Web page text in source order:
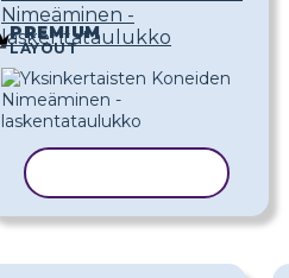
Nimeäminen -
laskentataulukko
PREMIUM
LAYOUT